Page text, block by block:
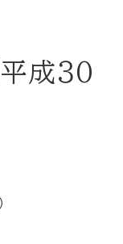
成３０